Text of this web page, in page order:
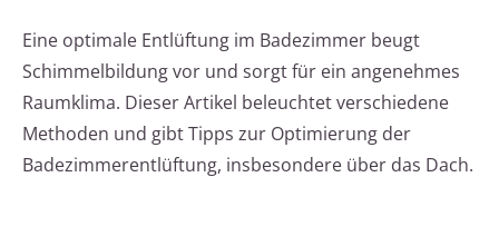
Eine optimale Entlüftung im Badezimmer beugt
Schimmelbildung vor und sorgt für ein angenehmes
Raumklima. Dieser Artikel beleuchtet verschiedene
Methoden und gibt Tipps zur Optimierung der
Badezimmerentlüftung, insbesondere über das Dach.